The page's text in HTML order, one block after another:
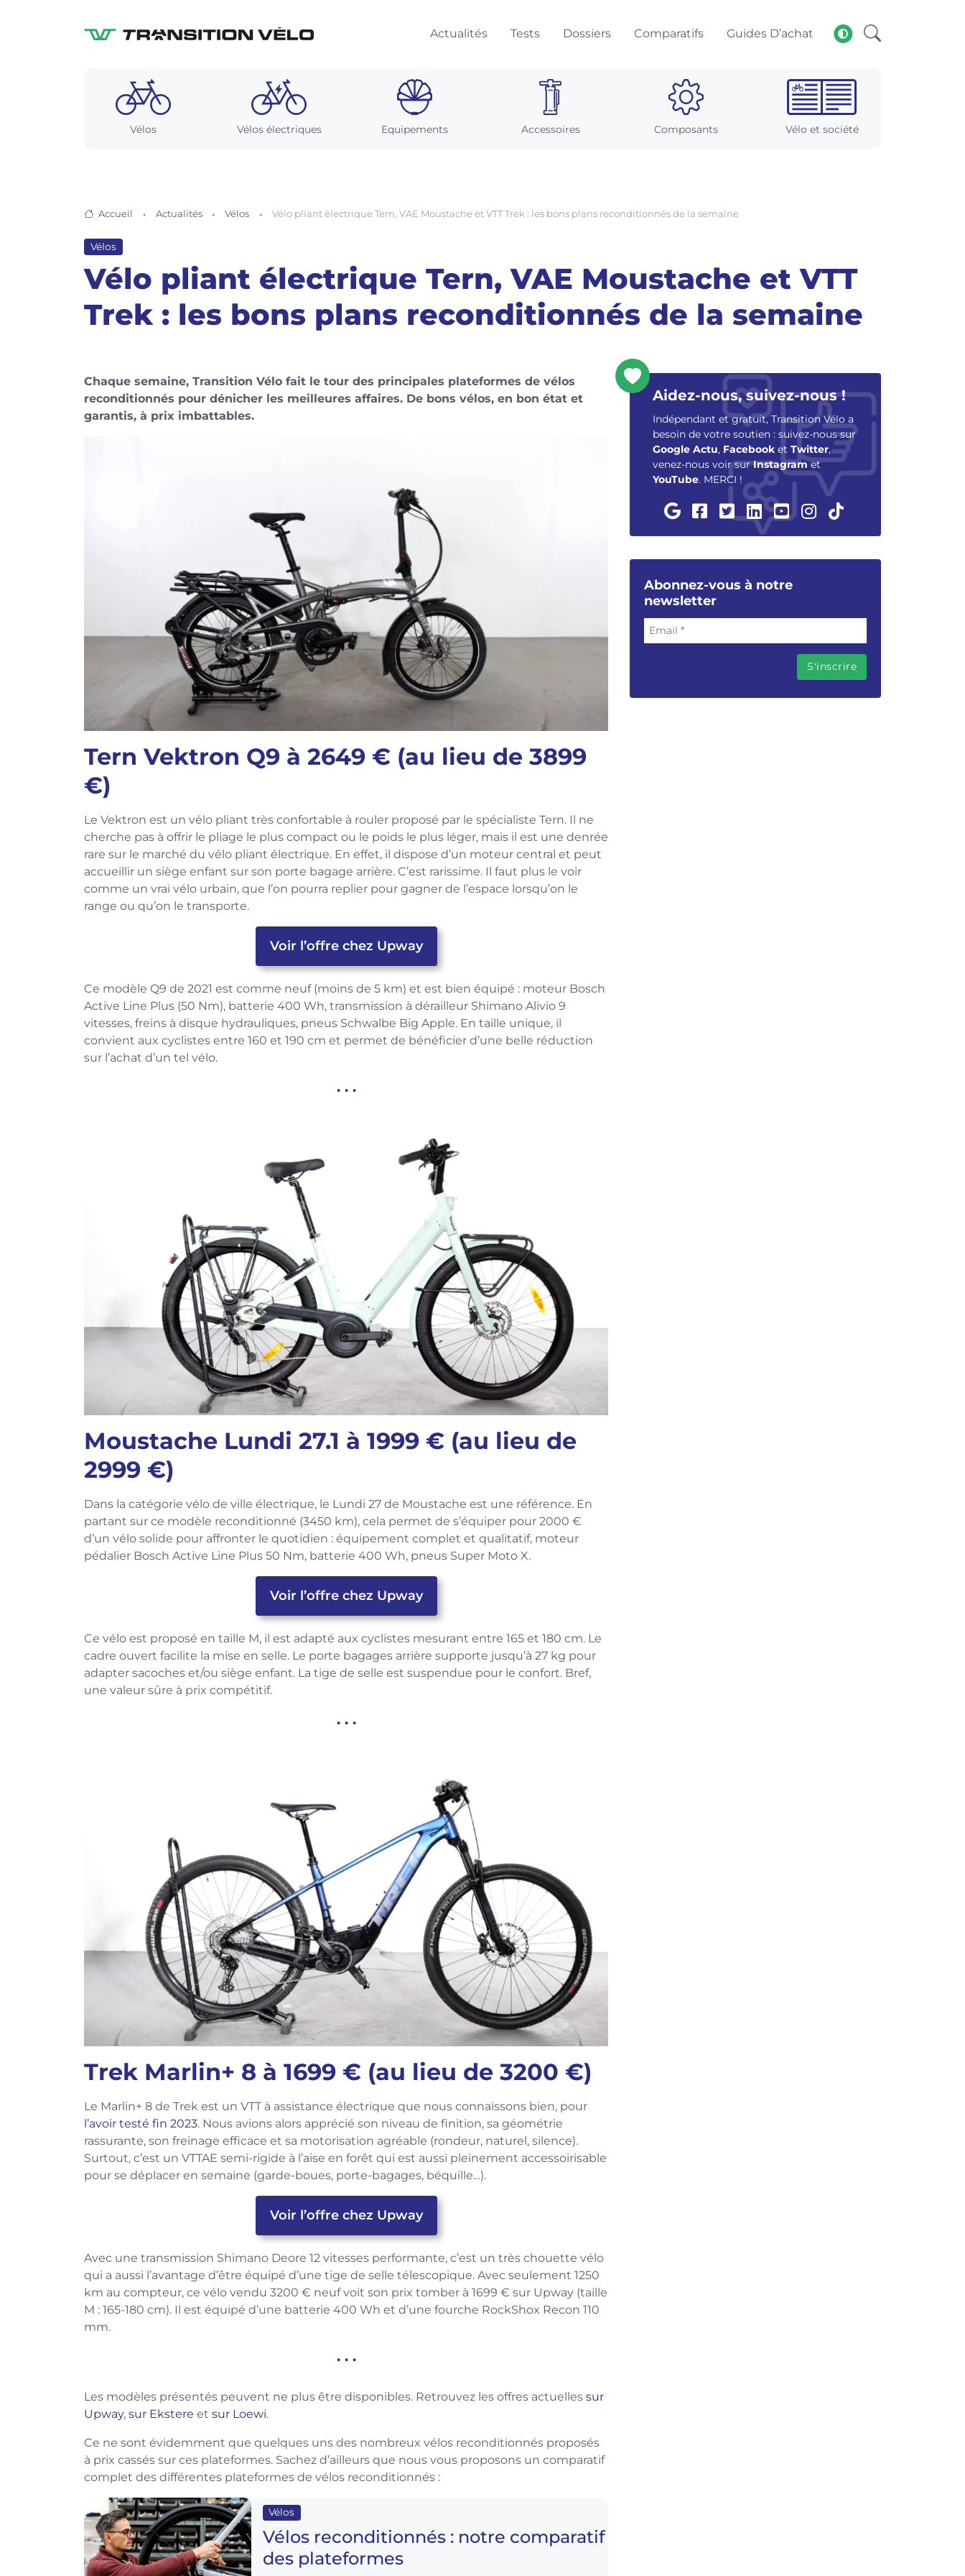
Actualités Tests Dossiers Comparatifs Guides D’achat
Vélos Vélos électriques Equipements Accessoires Composants Vélo et société
Accueil Actualités Vélos Vélo pliant électrique Tern, VAE Moustache et VTT Trek : les bons plans reconditionnés de la semaine
Vélos
Vélo pliant électrique Tern, VAE Moustache et VTT
Trek : les bons plans reconditionnés de la semaine
Chaque semaine, Transition Vélo fait le tour des principales plateformes de vélos
reconditionnés pour dénicher les meilleures affaires. De bons vélos, en bon état et
garantis, à prix imbattables.
Tern Vektron Q9 à 2649 € (au lieu de 3899
€)
Le Vektron est un vélo pliant très confortable à rouler proposé par le spécialiste Tern. Il ne
cherche pas à offrir le pliage le plus compact ou le poids le plus léger, mais il est une denrée
rare sur le marché du vélo pliant électrique. En effet, il dispose d’un moteur central et peut
accueillir un siège enfant sur son porte bagage arrière. C’est rarissime. Il faut plus le voir
comme un vrai vélo urbain, que l’on pourra replier pour gagner de l’espace lorsqu’on le
range ou qu’on le transporte.
Voir l’offre chez Upway
Ce modèle Q9 de 2021 est comme neuf (moins de 5 km) et est bien équipé : moteur Bosch
Active Line Plus (50 Nm), batterie 400 Wh, transmission à dérailleur Shimano Alivio 9
vitesses, freins à disque hydrauliques, pneus Schwalbe Big Apple. En taille unique, il
convient aux cyclistes entre 160 et 190 cm et permet de bénéficier d’une belle réduction
sur l’achat d’un tel vélo.
. . .
Moustache Lundi 27.1 à 1999 € (au lieu de
2999 €)
Dans la catégorie vélo de ville électrique, le Lundi 27 de Moustache est une référence. En
partant sur ce modèle reconditionné (3450 km), cela permet de s’équiper pour 2000 €
d’un vélo solide pour affronter le quotidien : équipement complet et qualitatif, moteur
pédalier Bosch Active Line Plus 50 Nm, batterie 400 Wh, pneus Super Moto X.
Voir l’offre chez Upway
Ce vélo est proposé en taille M, il est adapté aux cyclistes mesurant entre 165 et 180 cm. Le
cadre ouvert facilite la mise en selle. Le porte bagages arrière supporte jusqu’à 27 kg pour
adapter sacoches et/ou siège enfant. La tige de selle est suspendue pour le confort. Bref,
une valeur sûre à prix compétitif.
. . .
Trek Marlin+ 8 à 1699 € (au lieu de 3200 €)
Le Marlin+ 8 de Trek est un VTT à assistance électrique que nous connaissons bien, pour
l’avoir testé fin 2023. Nous avions alors apprécié son niveau de finition, sa géométrie
rassurante, son freinage efficace et sa motorisation agréable (rondeur, naturel, silence).
Surtout, c’est un VTTAE semi-rigide à l’aise en forêt qui est aussi pleinement accessoirisable
pour se déplacer en semaine (garde-boues, porte-bagages, béquille…).
Voir l’offre chez Upway
Avec une transmission Shimano Deore 12 vitesses performante, c’est un très chouette vélo
qui a aussi l’avantage d’être équipé d’une tige de selle télescopique. Avec seulement 1250
km au compteur, ce vélo vendu 3200 € neuf voit son prix tomber à 1699 € sur Upway (taille
M : 165-180 cm). Il est équipé d’une batterie 400 Wh et d’une fourche RockShox Recon 110
mm.
. . .
Les modèles présentés peuvent ne plus être disponibles. Retrouvez les offres actuelles sur
Upway, sur Ekstere et sur Loewi.
Ce ne sont évidemment que quelques uns des nombreux vélos reconditionnés proposés
à prix cassés sur ces plateformes. Sachez d’ailleurs que nous vous proposons un comparatif
complet des différentes plateformes de vélos reconditionnés :
Vélos
Vélos reconditionnés : notre comparatif
des plateformes
Aidez-nous, suivez-nous !
Indépendant et gratuit, Transition Vélo a
besoin de votre soutien : suivez-nous sur
Google Actu, Facebook et Twitter,
venez-nous voir surInstagramet
YouTube. MERCI !
Abonnez-vous à notre
newsletter